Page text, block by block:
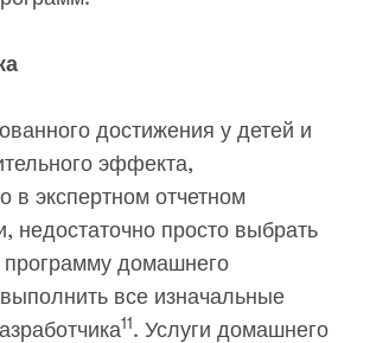
достижения у детей и
эффекта,
в экспертном отчетном
недостаточно просто выбрать
домашнего
все изначальные
11 . Услуги домашнего